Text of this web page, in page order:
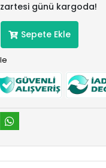
günü kargoda!
Sepete Ekle